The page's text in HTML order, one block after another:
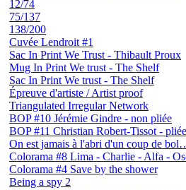
12/74
75/137
138/200
Cuvée Lendroit #1
Sac In Print We Trust - Thibault Proux
Mug In Print We trust - The Shelf
Sac In Print We trust - The Shelf
Épreuve d'artiste / Artist proof
Triangulated Irregular Network
BOP #10 Jérémie Gindre - non pliée
BOP #11 Christian Robert-Tissot - pliée
On est jamais à l'abri d'un coup de
Colorama #8 Lima - Charlie - Alfa -
Colorama #4 Save by the shower
Being a spy 2